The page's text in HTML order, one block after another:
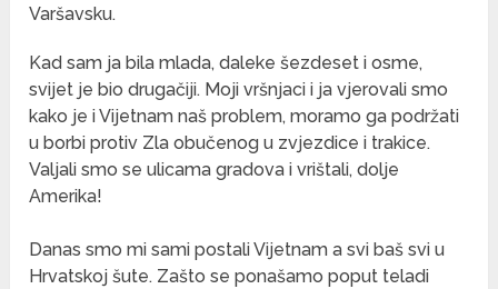
Varšavsku.
Kad sam ja bila mlada, daleke šezdeset i osme,
svijet je bio drugačiji. Moji vršnjaci i ja vjerovali smo
kako je i Vijetnam naš problem, moramo ga podržati
u borbi protiv Zla obučenog u zvjezdice i trakice.
Valjali smo se ulicama gradova i vrištali, dolje
Amerika!
Danas smo mi sami postali Vijetnam a svi baš svi u
Hrvatskoj šute. Zašto se ponašamo poput teladi